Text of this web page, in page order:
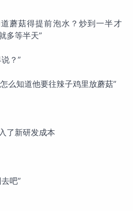
蘑菇得提前泡水？炒到一半才
多等半天”
？”
么知道他要往辣子鸡里放蘑菇”
新研发成本
吧”